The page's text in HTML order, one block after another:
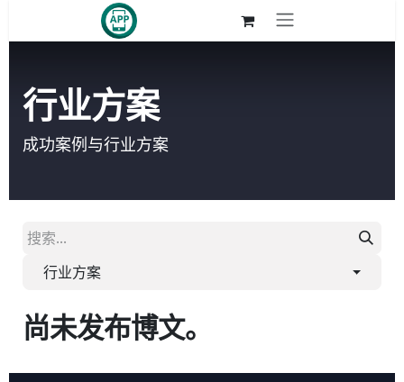
行业方案
成功案例与行业方案
行业方案
尚未发布博文。